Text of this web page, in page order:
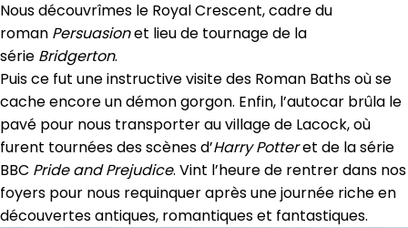
Nous découvrîmes le Royal Crescent, cadre du
roman Persuasionet lieu de tournage de la
série Bridgerton.
Puis ce fut une instructive visite des Roman Baths où se
cache encore un démon gorgon. Enfin, l’autocar brûla le
pavé pour nous transporter au village de Lacock, où
furent tournées des scènes d’Harry Potteret de la série
BBC Pride and Prejudice. Vint l’heure de rentrer dans nos
foyers pour nous requinquer après une journée riche en
découvertes antiques, romantiques et fantastiques.